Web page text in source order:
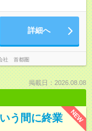
詳細へ
社 首都圏
掲載日：2026.08.08
NEW
う間に終業